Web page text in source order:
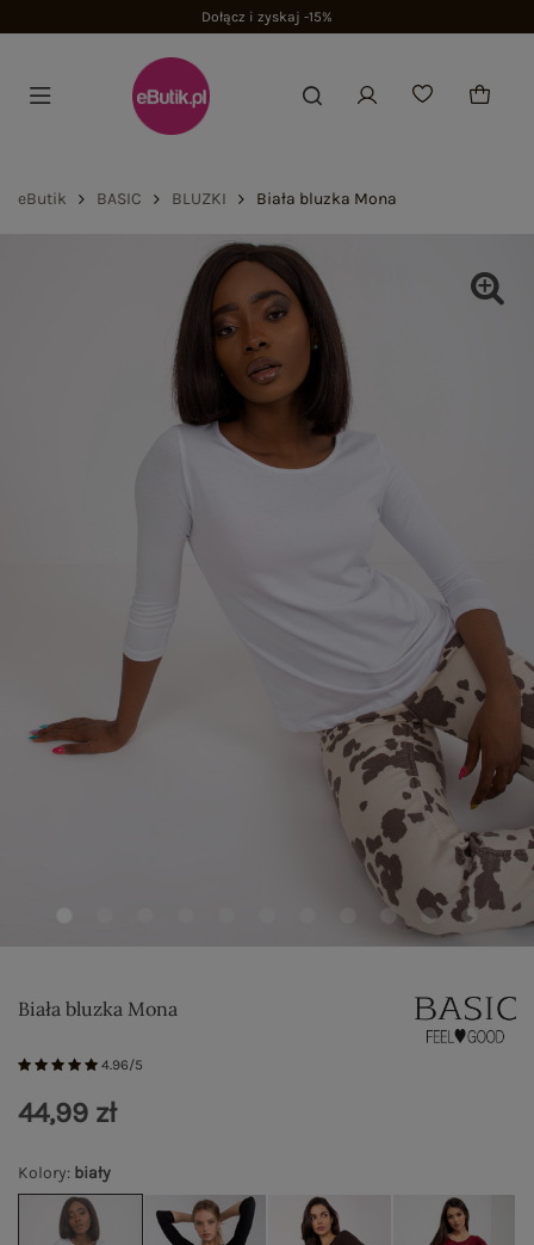
Dołącz i zyskaj -15%
eButik BASIC BLUZKI Biała bluzka Mona
Biała bluzka Mona
4.96/5
Kolory: biały
44,99 zł